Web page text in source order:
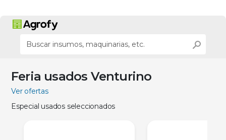
Feria usados Venturino
Ver ofertas
Especial usados seleccionados